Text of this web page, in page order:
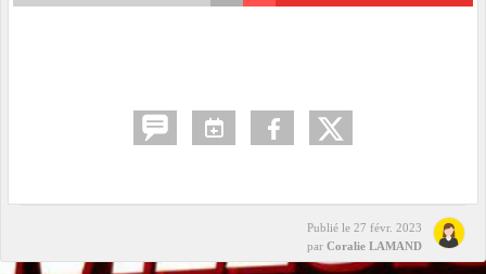
Publié le 27 févr. 2023
par Coralie LAMAND